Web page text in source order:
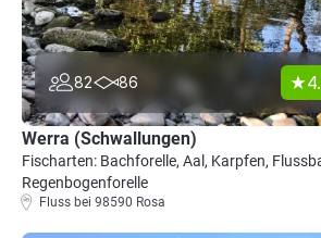
82 86
Werra (Schwallungen)
Fischarten: Bachforelle, Aal, Karpfen,
Regenbogenforelle
Fluss bei 98590 Rosa